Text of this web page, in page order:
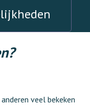
veel bekeken